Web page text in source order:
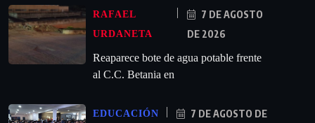
RAFAEL
URDANETA
7 DE AGOSTO
DE 2026
Reaparece bote de agua potable frente
al C.C. Betania en
EDUCACIÓN
7 DE AGOSTO DE